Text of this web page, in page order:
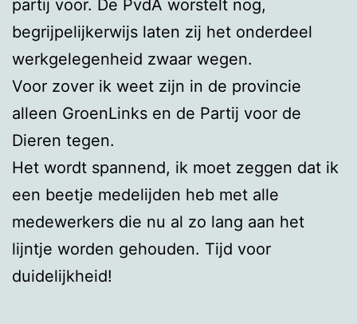
partij voor. De PvdA worstelt nog,
begrijpelijkerwijs laten zij het onderdeel
werkgelegenheid zwaar wegen.
Voor zover ik weet zijn in de provincie
alleen GroenLinks en de Partij voor de
Dieren tegen.
Het wordt spannend, ik moet zeggen dat ik
een beetje medelijden heb met alle
medewerkers die nu al zo lang aan het
lijntje worden gehouden. Tijd voor
duidelijkheid!